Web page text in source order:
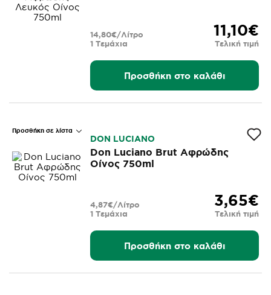
11,10€
Τελική τιμή
1 Τεμάχια
14,80€/Λίτρο
Προσθήκη στο καλάθι
Προσθήκη σε λίστα
DON LUCIANO
Don Luciano Brut Αφρώδης
Οίνος 750ml
3,65€
Τελική τιμή
1 Τεμάχια
4,87€/Λίτρο
Προσθήκη στο καλάθι